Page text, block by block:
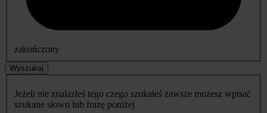
zakończony
Wyszukaj
Jeżeli nie znalazłeś tego czego szukałeś zawsze możesz wpisać
szukane słowo lub frazę poniżej